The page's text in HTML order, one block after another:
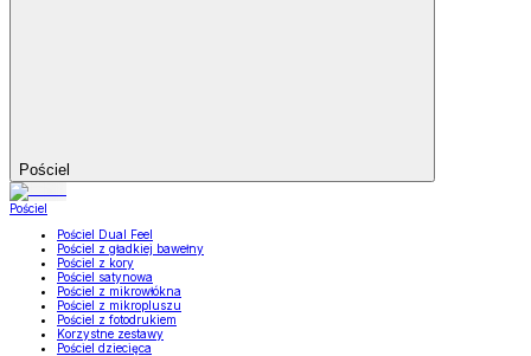
Pościel
Pościel
Pościel Dual Feel
Pościel z gładkiej bawełny
Pościel z kory
Pościel satynowa
Pościel z mikrowłókna
Pościel z mikropluszu
Pościel z fotodrukiem
Korzystne zestawy
Pościel dziecięca